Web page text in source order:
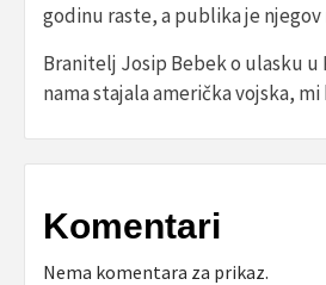
godinu raste, a publika je
Branitelj Josip Bebek o ulasku u
nama stajala američka vojska,
Komentari
Nema komentara za prikaz.